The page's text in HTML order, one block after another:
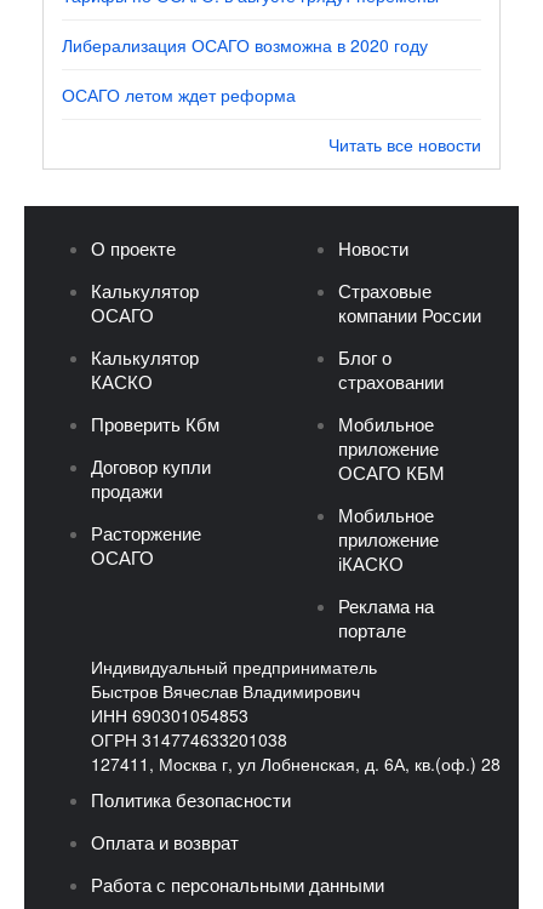
Либерализация ОСАГО возможна в 2020 году
ОСАГО летом ждет реформа
Читать все новости
О проекте
Калькулятор
ОСАГО
Калькулятор
КАСКО
Проверить Кбм
Договор купли
продажи
Расторжение
ОСАГО
Новости
Страховые
компании России
Блог о
страховании
Мобильное
приложение
ОСАГО КБМ
Мобильное
приложение
iКАСКО
Реклама на
портале
Индивидуальный предприниматель
Быстров Вячеслав Владимирович
ИНН 690301054853
ОГРН 314774633201038
127411, Москва г, ул Лобненская, д. 6А, кв.(оф.) 28
Политика безопасности
Оплата и возврат
Работа с персональными данными